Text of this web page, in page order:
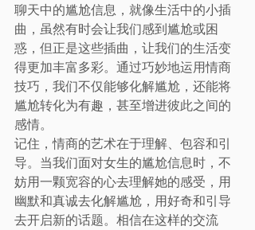
聊天中的尴尬信息，就像生活中的小插
曲，虽然有时会让我们感到尴尬或困
惑，但正是这些插曲，让我们的生活变
得更加丰富多彩。通过巧妙地运用情商
技巧，我们不仅能够化解尴尬，还能将
尴尬转化为有趣，甚至增进彼此之间的
感情。
记住，情商的艺术在于理解、包容和引
导。当我们面对女生的尴尬信息时，不
妨用一颗宽容的心去理解她的感受，用
幽默和真诚去化解尴尬，用好奇和引导
去开启新的话题。相信在这样的交流